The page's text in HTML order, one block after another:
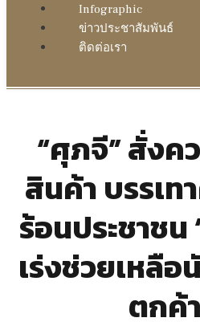
Infographic
ข่าวประชาสัมพันธ์
ติดต่อเรา
“ศุภจี” สั่งค
สินค้า บรรเท
ร้อนประชาชน
เร่งช่วยเหลื
ตกค้